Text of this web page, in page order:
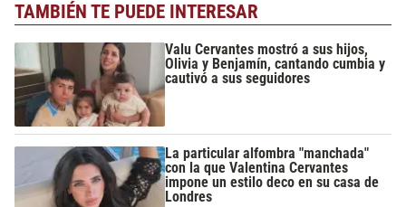
TAMBIÉN TE PUEDE INTERESAR
Valu Cervantes mostró a sus hijos,
Olivia y Benjamín, cantando cumbia y
cautivó a sus seguidores
La particular alfombra "manchada"
con la que Valentina Cervantes
impone un estilo deco en su casa de
Londres